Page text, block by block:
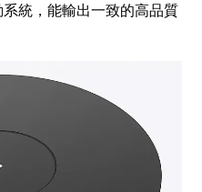
統，能輸出一致的高品質